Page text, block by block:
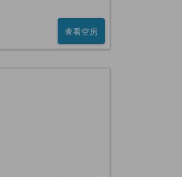
查看空房